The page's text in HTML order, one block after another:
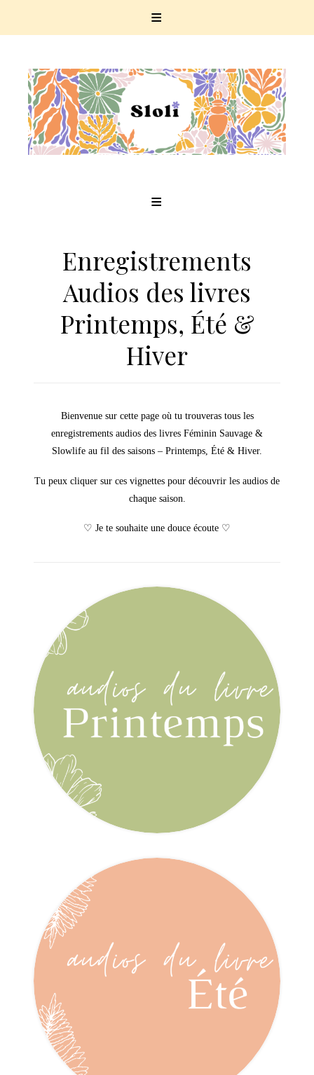
Enregistrements
Audios des livres
Printemps, Été &
Hiver
Bienvenue sur cette page où tu trouveras tous les
enregistrements audios des livres Féminin Sauvage &
Slowlife au fil des saisons – Printemps, Été & Hiver.
Tu peux cliquer sur ces vignettes pour découvrir les audios de
chaque saison.
♡ Je te souhaite une douce écoute ♡